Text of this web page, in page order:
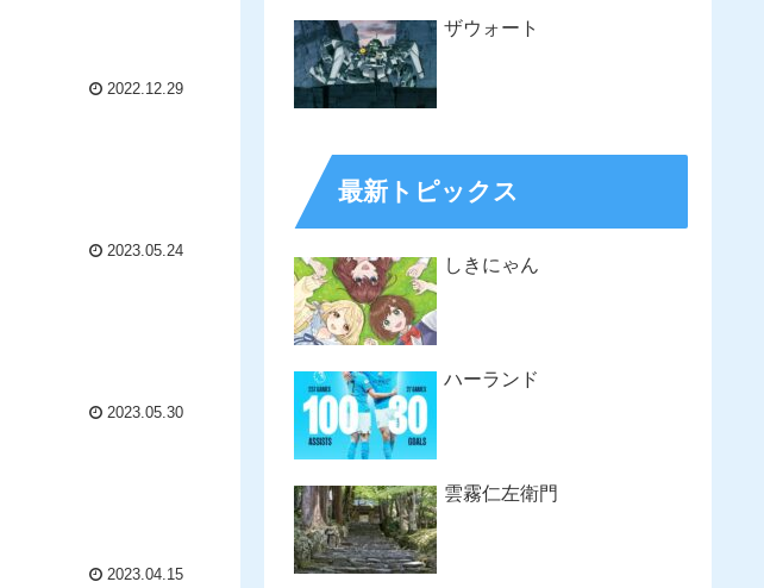
2022.12.29
2023.05.24
2023.05.30
2023.04.15
ザウォート
最新トピックス
しきにゃん
ハーランド
雲霧仁左衛門